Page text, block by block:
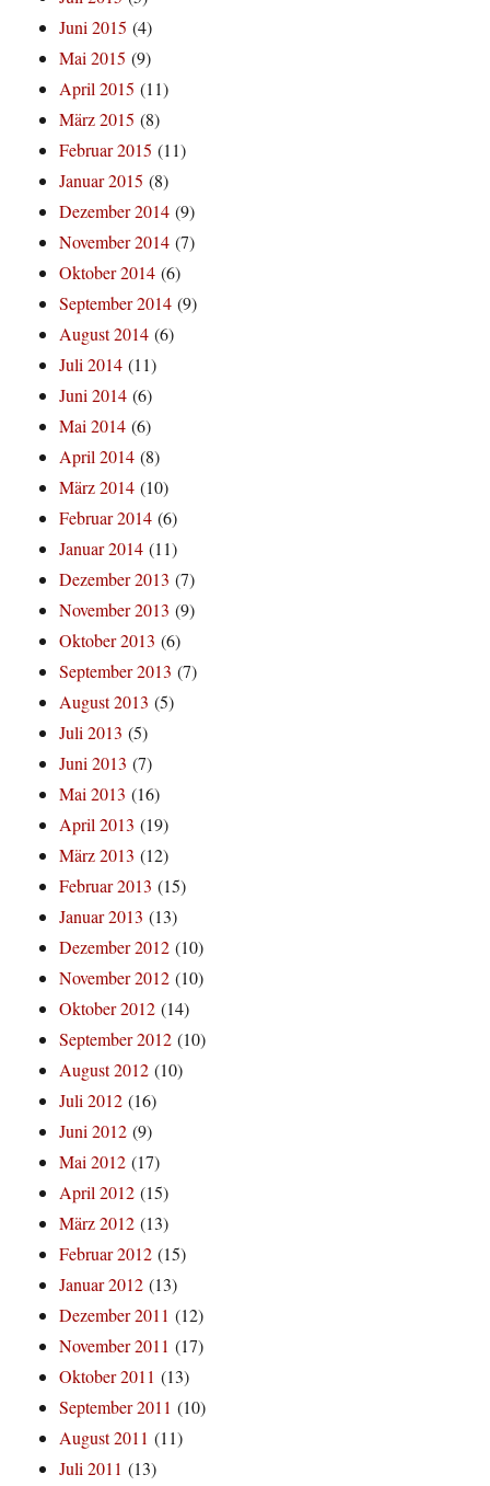
Juni 2015 (4)
Mai 2015 (9)
April 2015 (11)
März 2015 (8)
Februar 2015 (11)
Januar 2015 (8)
Dezember 2014 (9)
November 2014 (7)
Oktober 2014 (6)
September 2014 (9)
August 2014 (6)
Juli 2014 (11)
Juni 2014 (6)
Mai 2014 (6)
April 2014 (8)
März 2014 (10)
Februar 2014 (6)
Januar 2014 (11)
Dezember 2013 (7)
November 2013 (9)
Oktober 2013 (6)
September 2013 (7)
August 2013 (5)
Juli 2013 (5)
Juni 2013 (7)
Mai 2013 (16)
April 2013 (19)
März 2013 (12)
Februar 2013 (15)
Januar 2013 (13)
Dezember 2012 (10)
November 2012 (10)
Oktober 2012 (14)
September 2012 (10)
August 2012 (10)
Juli 2012 (16)
Juni 2012 (9)
Mai 2012 (17)
April 2012 (15)
März 2012 (13)
Februar 2012 (15)
Januar 2012 (13)
Dezember 2011 (12)
November 2011 (17)
Oktober 2011 (13)
September 2011 (10)
August 2011 (11)
Juli 2011 (13)